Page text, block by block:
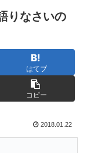
りなさいの
はてブ
コピー
2018.01.22